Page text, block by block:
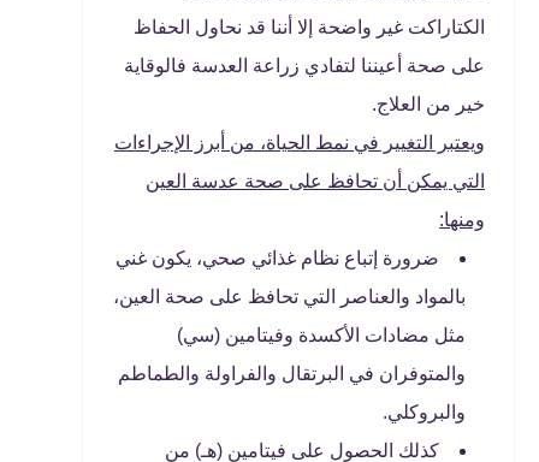
الكتاراكت غير واضحة إلا أننا قد نحاول الحفاظ
على صحة أعيننا لتفادي زراعة العدسة فالوقاية
خير من العلاج.
ويعتبر التغيير في نمط الحياة، من أبرز الإجراءات
التي يمكن أن تحافظ على صحة عدسة العين
ومنها:
ضرورة إتباع نظام غذائي صحي، يكون غني
بالمواد والعناصر التي تحافظ على صحة العين،
مثل مضادات الأكسدة وفيتامين (سي)
والمتوفران في البرتقال والفراولة والطماطم
والبروكلي.
كذلك الحصول على فيتامين (هـ) من